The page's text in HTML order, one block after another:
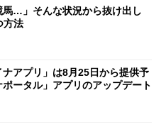
馬…」そんな状況から抜け出し
方法
ナアプリ」は8月25日から提供予
ータル」アプリのアップデート